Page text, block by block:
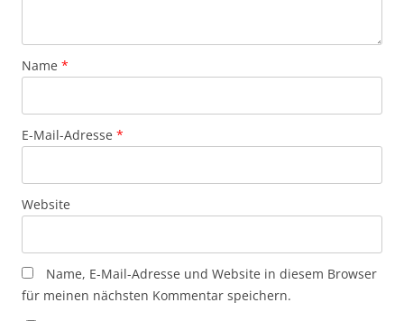
Name *
E-Mail-Adresse *
Website
Name, E-Mail-Adresse und Website in diesem Browser
für meinen nächsten Kommentar speichern.